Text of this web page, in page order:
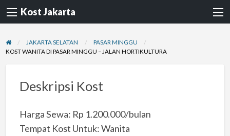
Kost Jakarta
JAKARTA SELATAN
PASAR MINGGU
KOST WANITA DI PASAR MINGGU – JALAN HORTIKULTURA
Deskripsi Kost
Harga Sewa: Rp 1.200.000/bulan
Tempat Kost Untuk: Wanita